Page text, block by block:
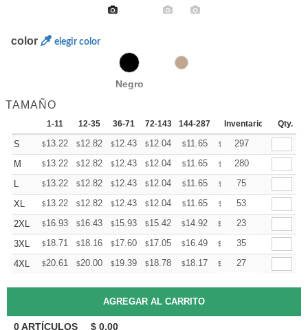
color elegir color
Negro
TAMAÑO
1-11 12-35 36-71 72-143 144-287 288 + Mas
Inventario Qty.
S $13.22 $12.82 $12.43 $12.04 $11.65 $ 11.45
297
M
$13.22 $12.82 $12.43 $12.04 $11.65 $ 11.45
280
L
$13.22 $12.82 $12.43 $12.04 $11.65 $ 11.45
75
XL
$13.22 $12.82 $12.43 $12.04 $11.65 $ 11.45
53
2XL
$16.93 $16.43 $15.93 $15.42 $14.92 $ 14.67
23
3XL
$18.71 $18.16 $17.60 $17.05 $16.49 $ 16.22
35
4XL
$20.61 $20.00 $19.39 $18.78 $18.17 $ 17.87
27
0ARTÍCULOS $ 0.00